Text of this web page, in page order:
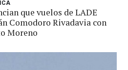
que vuelos de LADE
Comodoro Rivadavia con
Moreno